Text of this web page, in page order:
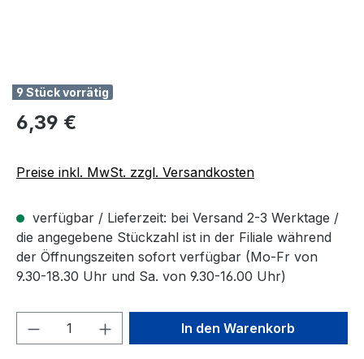
9 Stück vorrätig
Regulärer Preis:
6,39 €
Preise inkl. MwSt. zzgl. Versandkosten
verfügbar / Lieferzeit: bei Versand 2-3 Werktage /
die angegebene Stückzahl ist in der Filiale während
der Öffnungszeiten sofort verfügbar (Mo-Fr von
9.30-18.30 Uhr und Sa. von 9.30-16.00 Uhr)
Produkt Anzahl: Gib denIn den Warenkorb